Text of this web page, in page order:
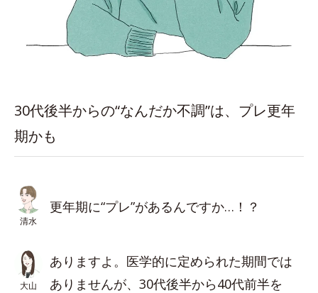
30代後半からの“なんだか不調”は、プレ更年
期かも
清水
更年期に“プレ”があるんですか…！？
大山
ありますよ。医学的に定められた期間では
ありませんが、30代後半から40代前半を